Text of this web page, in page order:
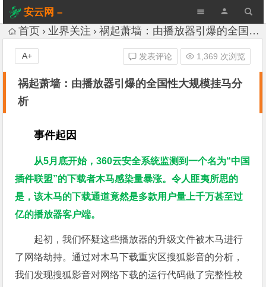
安云网 –
AnYun.ORG
首页 业界关注 祸起萧墙：由播放器引爆的全国性大规模挂马分析
祸起萧墙：由播放器引爆的全国性大规模挂马分
析
发表评论 1,369 次浏览
A+
事件起因
从5月底开始，360云安全系统监测到一个名为“中国
插件联盟”的下载者木马感染量暴涨。令人匪夷所思的
是，该木马的下载通道竟然是多款用户量上千万甚至过
亿的播放器客户端。
起初，我们怀疑这些播放器的升级文件被木马进行
了网络劫持。通过对木马下载重灾区搜狐影音的分析，
我们发现搜狐影音对网络下载的运行代码做了完整性校